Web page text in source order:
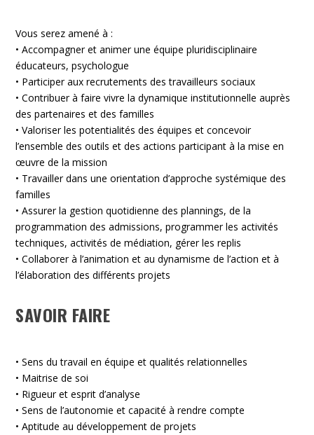
Vous serez amené à :
• Accompagner et animer une équipe pluridisciplinaire
éducateurs, psychologue
• Participer aux recrutements des travailleurs sociaux
• Contribuer à faire vivre la dynamique institutionnelle auprès
des partenaires et des familles
• Valoriser les potentialités des équipes et concevoir
l’ensemble des outils et des actions participant à la mise en
œuvre de la mission
• Travailler dans une orientation d’approche systémique des
familles
• Assurer la gestion quotidienne des plannings, de la
programmation des admissions, programmer les activités
techniques, activités de médiation, gérer les replis
• Collaborer à l’animation et au dynamisme de l’action et à
l’élaboration des différents projets
SAVOIR FAIRE
• Sens du travail en équipe et qualités relationnelles
• Maitrise de soi
• Rigueur et esprit d’analyse
• Sens de l’autonomie et capacité à rendre compte
• Aptitude au développement de projets